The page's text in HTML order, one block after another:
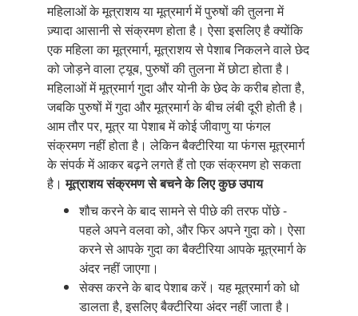
महिलाओं के मूत्राशय या मूत्रमार्ग में पुरुषों की तुलना में
ज़्यादा आसानी से संक्रमण होता है। ऐसा इसलिए है क्योंकि
एक महिला का मूत्रमार्ग, मूत्राशय से पेशाब निकलने वाले छेद
को जोड़ने वाला ट्यूब, पुरुषों की तुलना में छोटा होता है।
महिलाओं में मूत्रमार्ग गुदा और योनी के छेद के करीब होता है,
जबकि पुरुषों में गुदा और मूत्रमार्ग के बीच लंबी दूरी होती है।
आम तौर पर, मूत्र या पेशाब में कोई जीवाणु या फंगल
संक्रमण नहीं होता है। लेकिन बैक्टीरिया या फंगस मूत्रमार्ग
के संपर्क में आकर बढ़ने लगते हैं तो एक संक्रमण हो सकता
है।मूत्राशयसंक्रमणसेबचनेकेलिएकुछउपाय
शौच करने के बाद सामने से पीछे की तरफ पोंछे -
पहले अपने वलवा को, और फिर अपने गुदा को। ऐसा
करने से आपके गुदा का बैक्टीरिया आपके मूत्रमार्ग के
अंदर नहीं जाएगा।
सेक्स करने के बाद पेशाब करें। यह मूत्रमार्ग को धो
डालता है, इसलिए बैक्टीरिया अंदर नहीं जाता है।